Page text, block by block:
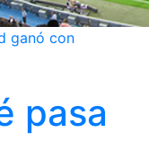
ganó con
pasa